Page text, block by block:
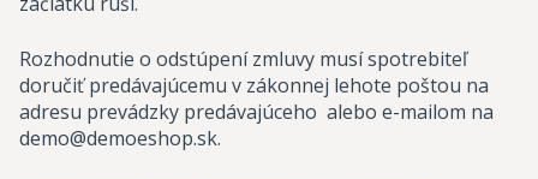
Rozhodnutie o odstúpení zmluvy musí spotrebiteľ
doručiť predávajúcemu v zákonnej lehote poštou na
adresu prevádzky predávajúceho alebo e-mailom na
demo@demoeshop.sk.